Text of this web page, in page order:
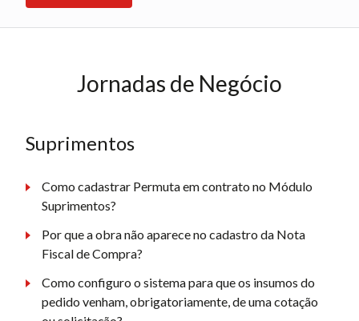
Jornadas de Negócio
Suprimentos
Como cadastrar Permuta em contrato no Módulo
Suprimentos?
Por que a obra não aparece no cadastro da Nota
Fiscal de Compra?
Como configuro o sistema para que os insumos do
pedido venham, obrigatoriamente, de uma cotação